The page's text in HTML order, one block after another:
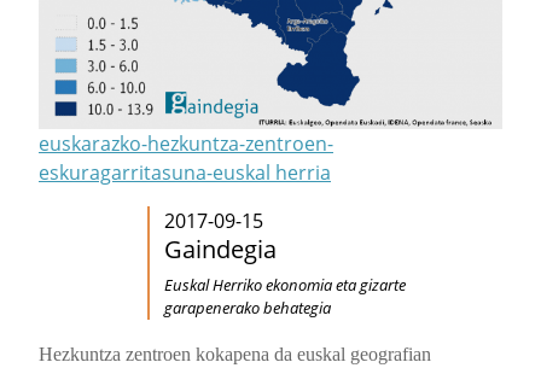
euskarazko-hezkuntza-zentroen-
eskuragarritasuna-euskal herria
2017-09-15
Gaindegia
Euskal Herriko ekonomia eta gizarte
garapenerako behategia
Hezkuntza zentroen kokapena da euskal geografian